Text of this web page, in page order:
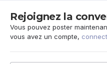
Rejoignez la
Vous pouvez poster
vous avez un compte,